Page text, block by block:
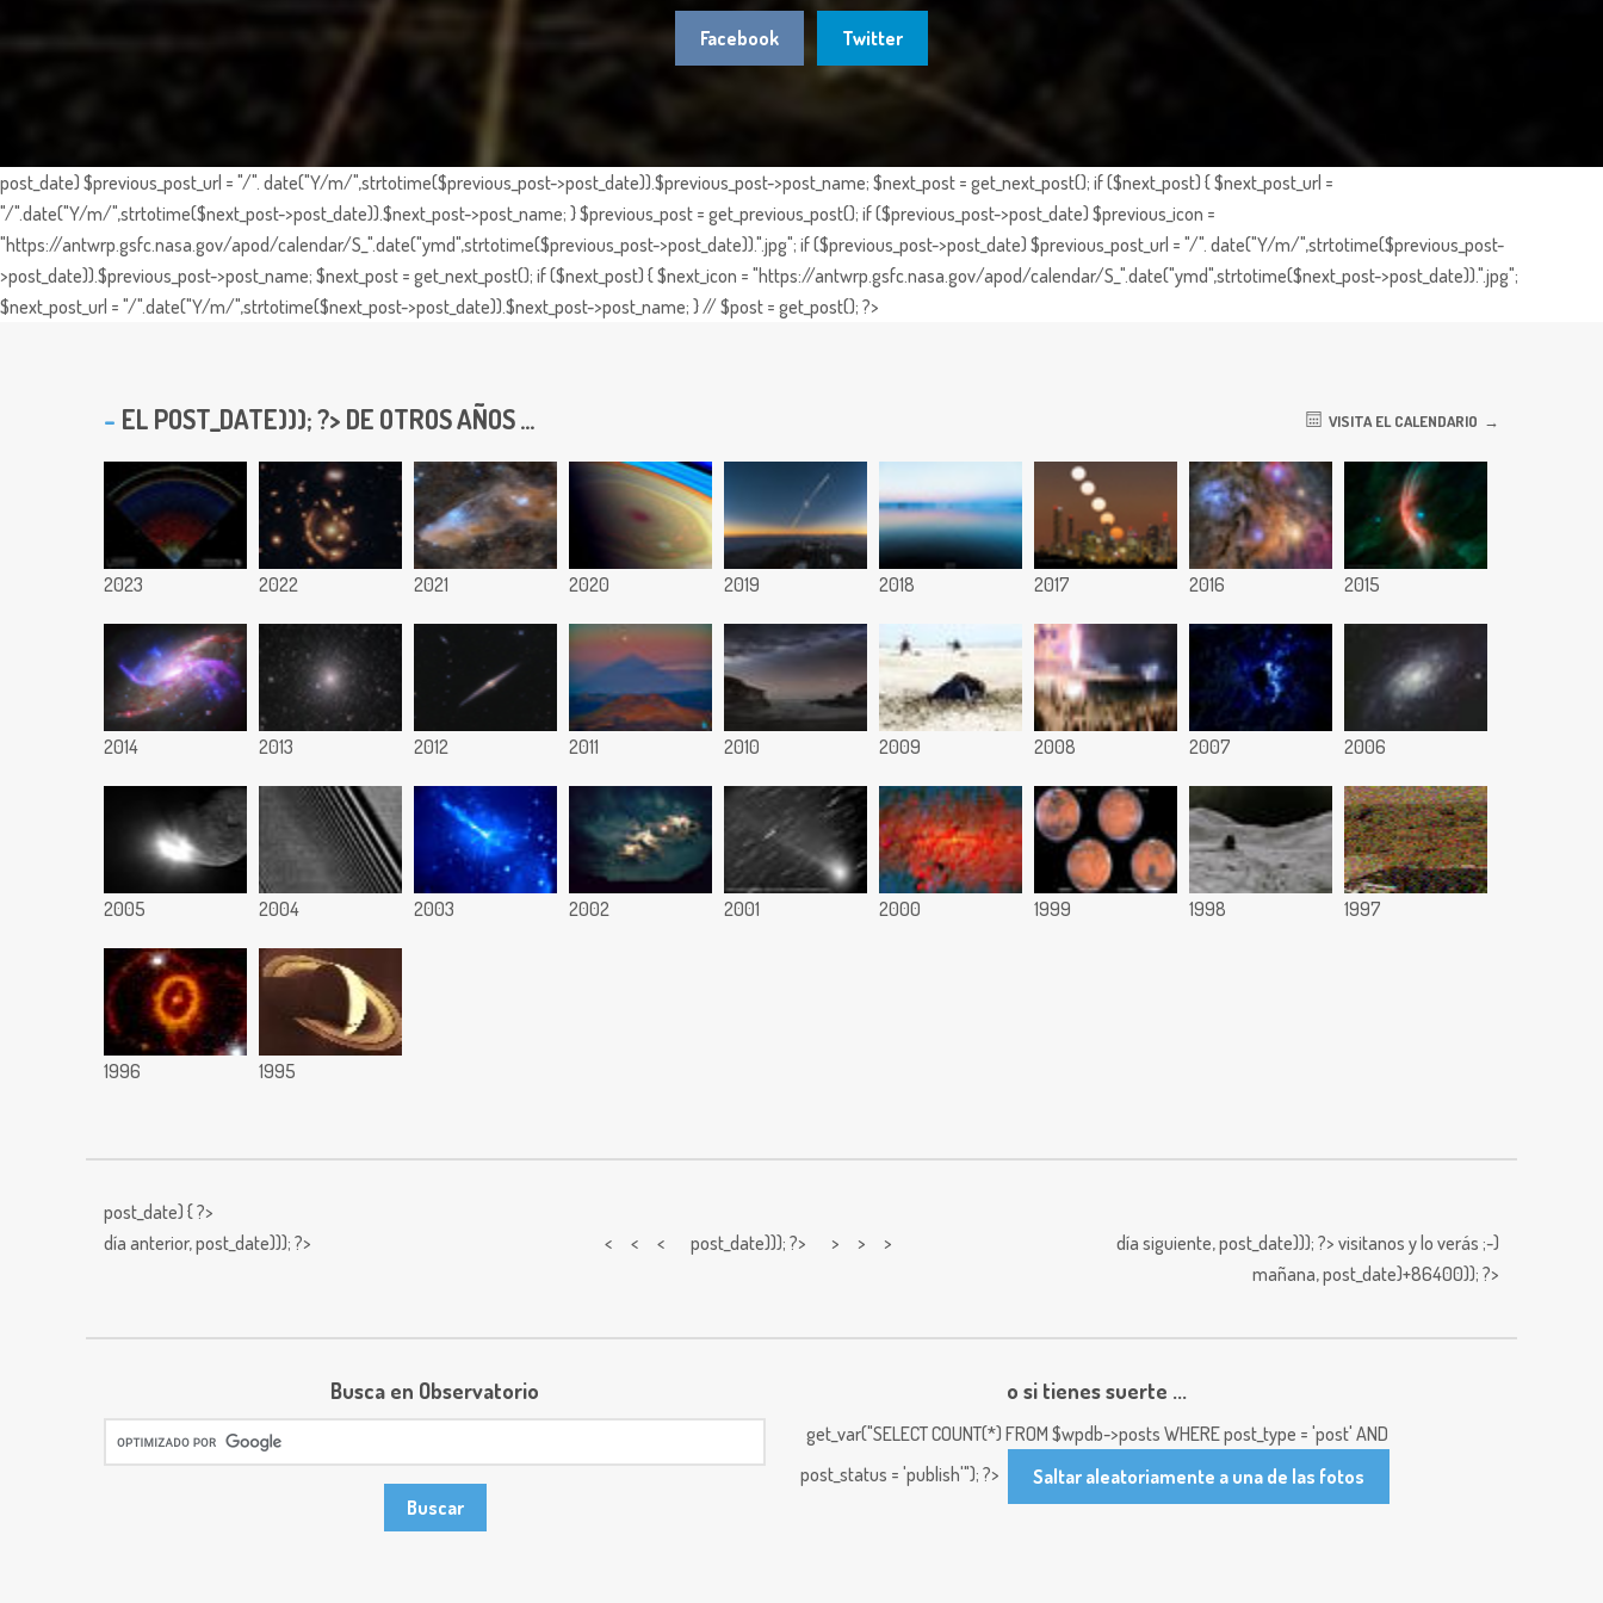
Facebook Twitter
post_date) $previous_post_url = "/". date("Y/m/",strtotime($previous_post->post_date)).$previous_post->post_name; $next_post = get_next_post(); if ($next_post) { $next_post_url =
"/".date("Y/m/",strtotime($next_post->post_date)).$next_post->post_name; } $previous_post = get_previous_post(); if ($previous_post->post_date) $previous_icon =
"https://antwrp.gsfc.nasa.gov/apod/calendar/S_".date("ymd",strtotime($previous_post->post_date)).".jpg"; if ($previous_post->post_date) $previous_post_url = "/". date("Y/m/",strtotime($previous_post-
>post_date)).$previous_post->post_name; $next_post = get_next_post(); if ($next_post) { $next_icon = "https://antwrp.gsfc.nasa.gov/apod/calendar/S_".date("ymd",strtotime($next_post->post_date)).".jpg";
$next_post_url = "/".date("Y/m/",strtotime($next_post->post_date)).$next_post->post_name; } // $post = get_post(); ?>
EL POST_DATE))); ?> DE OTROS AÑOS ... VISITA EL CALENDARIO
2023 2022 2021 2020 2019 2018 2017 2016 2015
2014 2013 2012 2011 2010 2009 2008 2007 2006
2005 2004 2003 2002 2001 2000 1999 1998 1997
1996 1995
post_date) { ?>
día anterior,post_date))); ?> < < < post_date))); ?> > > > día siguiente,post_date))); ?> visitanos y lo verás ;-)
mañana,post_date)+86400)); ?>
Busca en Observatorio o si tienes suerte ...
get_var("SELECT COUNT(*) FROM $wpdb->posts WHERE post_type = 'post' AND
post_status = 'publish'"); ?>
Saltar aleatoriamente a una de las fotos